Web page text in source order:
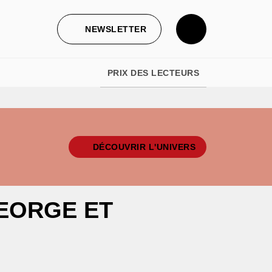
NEWSLETTER
PRIX DES LECTEURS
DÉCOUVRIR L'UNIVERS
ET